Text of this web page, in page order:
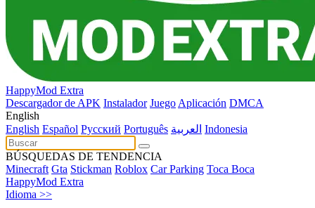
HappyMod Extra
Descargador de APK Instalador Juego Aplicación DMCA
English
English Español Pусский Português العربية Indonesia
BÚSQUEDAS DE TENDENCIA
Minecraft Gta Stickman Roblox Car Parking Toca Boca
HappyMod Extra
Idioma >>